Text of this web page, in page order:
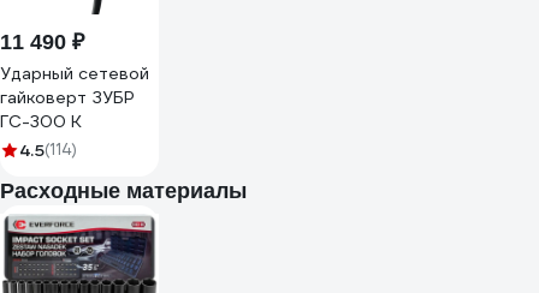
11 490 ₽
Ударный сетевой
гайковерт ЗУБР
ГС-300 К
4.5(114)
Расходные материалы